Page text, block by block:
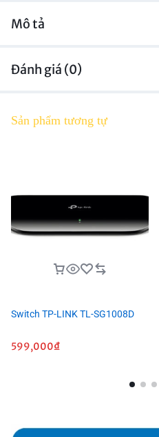
Mô tả
Đánh giá (0)
Sản phẩm tương tự
Switch TP-LINK TL-SG1008D
599,000₫